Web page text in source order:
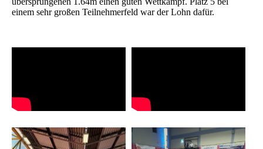
einem sehr großen Teilnehmerfeld war der Lohn dafür.